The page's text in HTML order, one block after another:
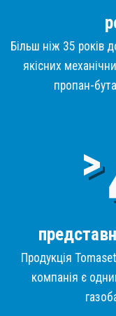
Більш ніж 35 років
якісних
пропан-
>
Продукція
компанія є